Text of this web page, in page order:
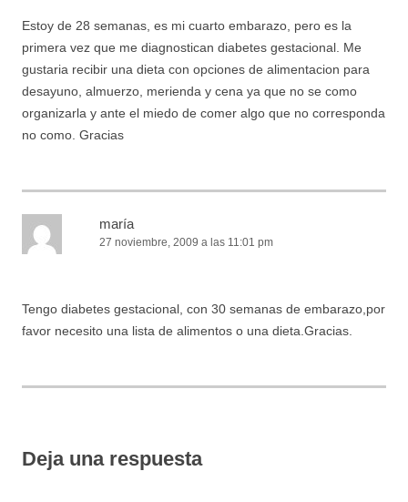
Estoy de 28 semanas, es mi cuarto embarazo, pero es la
primera vez que me diagnostican diabetes gestacional. Me
gustaria recibir una dieta con opciones de alimentacion para
desayuno, almuerzo, merienda y cena ya que no se como
organizarla y ante el miedo de comer algo que no corresponda
no como. Gracias
maría
27 noviembre, 2009 a las 11:01 pm
Tengo diabetes gestacional, con 30 semanas de embarazo,por
favor necesito una lista de alimentos o una dieta.Gracias.
Deja una respuesta